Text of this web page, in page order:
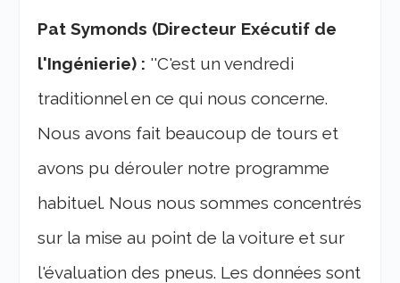
Pat Symonds (Directeur Exécutif de
l'Ingénierie) : ''C'est un vendredi
traditionnel en ce qui nous concerne.
Nous avons fait beaucoup de tours et
avons pu dérouler notre programme
habituel. Nous nous sommes concentrés
sur la mise au point de la voiture et sur
l'évaluation des pneus. Les données sont